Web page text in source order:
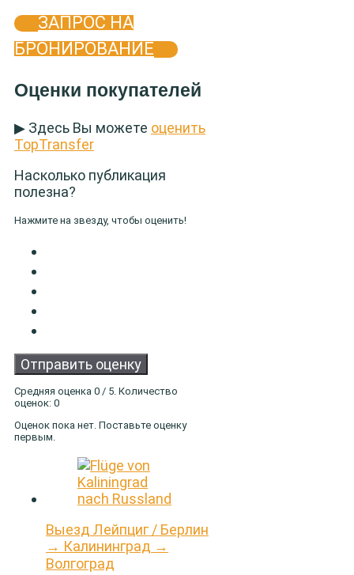
ЗАПРОС НА
БРОНИРОВАНИЕ
Оценки покупателей
▶ Здесь Вы можете оценить
TopTransfer
Насколько публикация
полезна?
Нажмите на звезду, чтобы оценить!
Отправить оценку
Средняя оценка 0 / 5. Количество
оценок: 0
Оценок пока нет. Поставьте оценку
первым.
Выезд Лейпциг / Берлин
→ Калининград →
Волгоград